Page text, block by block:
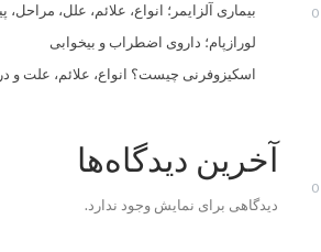
بیماری آلزایمر؛ انواع، علائم، علل،
لورازپام؛ داروی اضطراب و بیخوابی
اسکیزوفرنی چیست؟ انواع، علائم، علت و
آخرین دیدگاه‌ها
دیدگاهی برای نمایش وجود ندارد.